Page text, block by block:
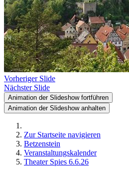
Vorheriger Slide
Nächster Slide
Animation der Slideshow fortführen
Animation der Slideshow anhalten
Zur Startseite navigieren
Betzenstein
Veranstaltungskalender
Theater Spies 6.6.26